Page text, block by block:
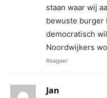
staan waar wij
bewuste burger
democratisch
Noordwijkers
Reageer
Jan